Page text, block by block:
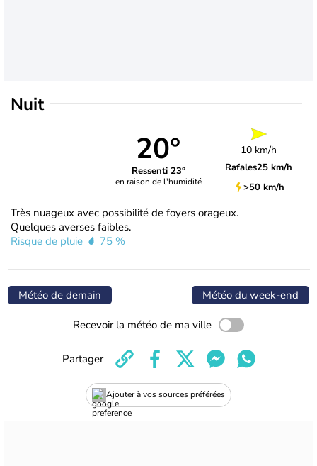
Nuit
20°
Ressenti 23°
en raison de l'humidité
10 km/h
Rafales25 km/h
>50 km/h
Très nuageux avec possibilité de foyers orageux.
Quelques averses faibles.
Risque de pluie
75 %
Météo de demain Météo du week-end
Recevoir la météo de ma ville
Ajouter à vos sources préférées
Partager